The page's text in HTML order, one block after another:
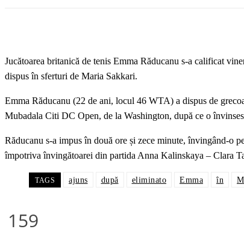
Jucătoarea britanică de tenis Emma Răducanu s-a calificat
dispus în sferturi de Maria Sakkari.
Emma Răducanu (22 de ani, locul 46 WTA) a dispus de
Mubadala Citi DC Open, de la Washington, după ce o
Răducanu s-a impus în două ore și zece minute, învingând-o
împotriva învingătoarei din partida Anna Kalinskaya – Clara
TAGS ajuns după eliminato Emma în
159